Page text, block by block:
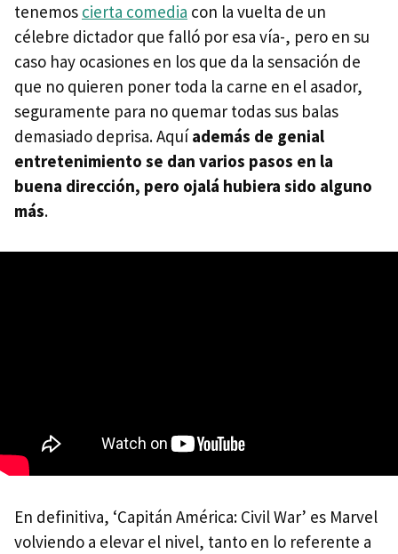
tenemos cierta comedia con la vuelta de un
célebre dictador que falló por esa vía-, pero en su
caso hay ocasiones en los que da la sensación de
que no quieren poner toda la carne en el asador,
seguramente para no quemar todas sus balas
demasiado deprisa. Aquíademás de genial
entretenimiento se dan varios pasos en la
buena dirección, pero ojalá hubiera sido alguno
más.
En definitiva, ‘Capitán América: Civil War’ es Marvel
volviendo a elevar el nivel, tanto en lo referente a